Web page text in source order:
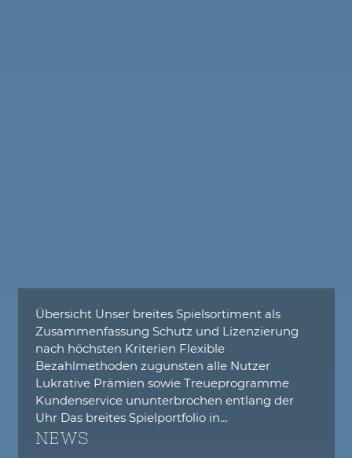
Übersicht Unser breites Spielsortiment als
Zusammenfassung Schutz und Lizenzierung
nach höchsten Kriterien Flexible
Bezahlmethoden zugunsten alle Nutzer
Lukrative Prämien sowie Treueprogramme
Kundenservice ununterbrochen entlang der
Uhr Das breites Spielportfolio in…
NEWS